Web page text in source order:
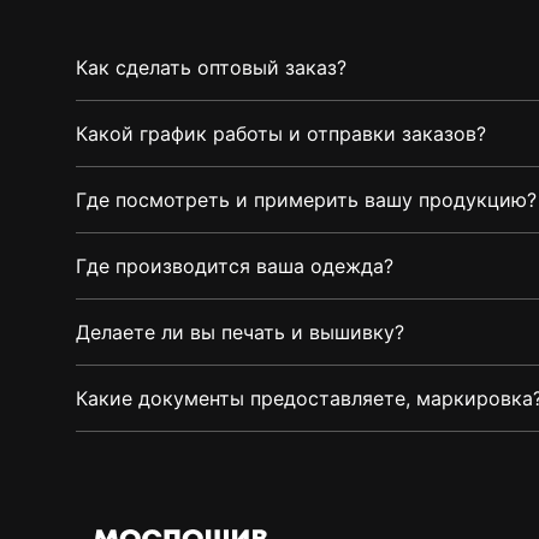
Как сделать оптовый заказ?
Какой график работы и отправки заказов?
Где посмотреть и примерить вашу продукцию?
Где производится ваша одежда?
Делаете ли вы печать и вышивку?
Какие документы предоставляете,